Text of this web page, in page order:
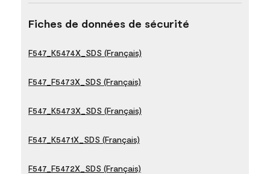
Fiches de données de sécurité
F547_K5474X_SDS (Français)
F547_F5473X_SDS (Français)
F547_K5473X_SDS (Français)
F547_K5471X_SDS (Français)
F547_F5472X_SDS (Français)